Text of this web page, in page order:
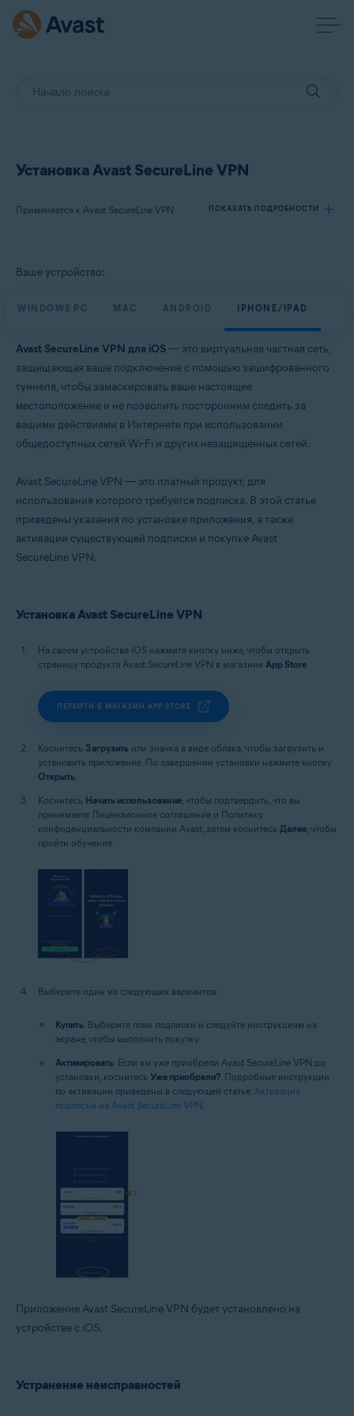
Установка Avast SecureLine VPN
Применяется к Avast SecureLine VPN ПОКАЗАТЬ ПОДРОБНОСТИ
Продукты:
Windows, macOS, Android и iOS
Ваше устройство:
WINDOWS PC MAC ANDROID IPHONE/IPAD
Avast SecureLine VPN для iOS— это виртуальная частная сеть,
защищающая ваше подключение с помощью зашифрованного
туннеля, чтобы замаскировать ваше настоящее
местоположение и не позволить посторонним следить за
вашими действиями в Интернете при использовании
общедоступных сетей Wi-Fi и других незащищенных сетей.
Avast SecureLine VPN — это платный продукт, для
использования которого требуется подписка. В этой статье
приведены указания по установке приложения, а также
активации существующей подписки и покупке Avast
SecureLine VPN.
Установка Avast SecureLine VPN
На своем устройстве iOS нажмите кнопку ниже, чтобы открыть
страницу продукта Avast SecureLine VPN в магазине App Store.
ПЕРЕЙТИ В МАГАЗИН APP STORE
Коснитесь Загрузить или значка в виде облака, чтобы загрузить и
установить приложение. По завершении установки нажмите кнопку
Открыть.
Коснитесь Начать использование, чтобы подтвердить, что вы
принимаете Лицензионное соглашение и Политику
конфиденциальности компании Avast, затем коснитесь Далее, чтобы
пройти обучение.
Выберите один из следующих вариантов:
Купить: Выберите план подписки и следуйте инструкциям на
экране, чтобы выполнить покупку.
Активировать: Если вы уже приобрели Avast SecureLine VPN до
установки, коснитесь Уже приобрели? . Подробные инструкции
по активации приведены в следующей статье: Активация
подписки на Avast SecureLine VPN
Приложение Avast SecureLine VPN будет установлено на
устройстве с iOS.
Устранение неисправностей